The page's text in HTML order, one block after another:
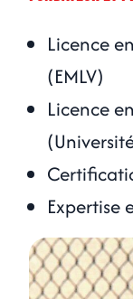
Licence
(EMLV)
Licence
Expertise